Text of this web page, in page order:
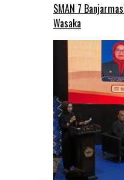
SMAN 7
Wasaka